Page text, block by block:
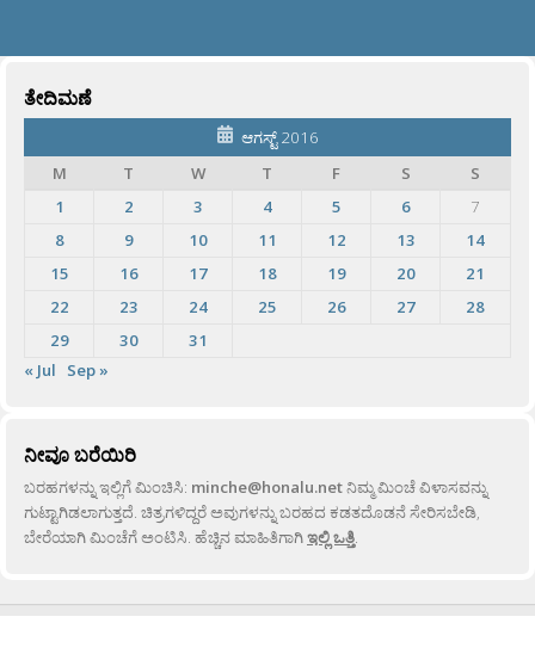
ತೇದಿಮಣೆ
ಆಗಸ್ಟ್ 2016
M
T W T F S
S
1
2 3 4 5 6
7
8
9 10 11 12 13
14
15
16 17 18 19 20
21
22
23 24 25 26 27
28
29
30
31
« Jul
Sep »
ನೀವೂ ಬರೆಯಿರಿ
ಬರಹಗಳನ್ನು ಇಲ್ಲಿಗೆ ಮಿಂಚಿಸಿ: minche@honalu.netನಿಮ್ಮ ಮಿಂಚೆ ವಿಳಾಸವನ್ನು
ಗುಟ್ಟಾಗಿಡಲಾಗುತ್ತದೆ. ಚಿತ್ರಗಳಿದ್ದರೆ ಅವುಗಳನ್ನು ಬರಹದ ಕಡತದೊಡನೆ ಸೇರಿಸಬೇಡಿ,
ಬೇರೆಯಾಗಿ ಮಿಂಚೆಗೆ ಅಂಟಿಸಿ. ಹೆಚ್ಚಿನ ಮಾಹಿತಿಗಾಗಿಇಲ್ಲಿ ಒತ್ತಿ.